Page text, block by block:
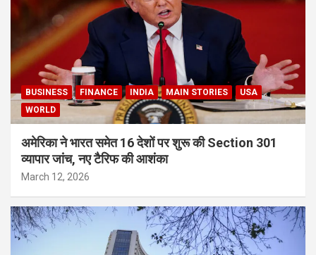
BUSINESS FINANCE INDIA MAIN STORIES
USA
WORLD
अमेरिका ने भारत समेत 16 देशों पर शुरू की Section 301
व्यापार जांच, नए टैरिफ की आशंका
March 12, 2026